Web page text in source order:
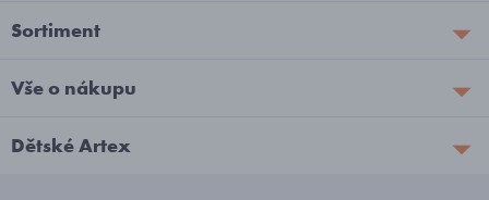
Sortiment
Vše o nákupu
Dětské Artex